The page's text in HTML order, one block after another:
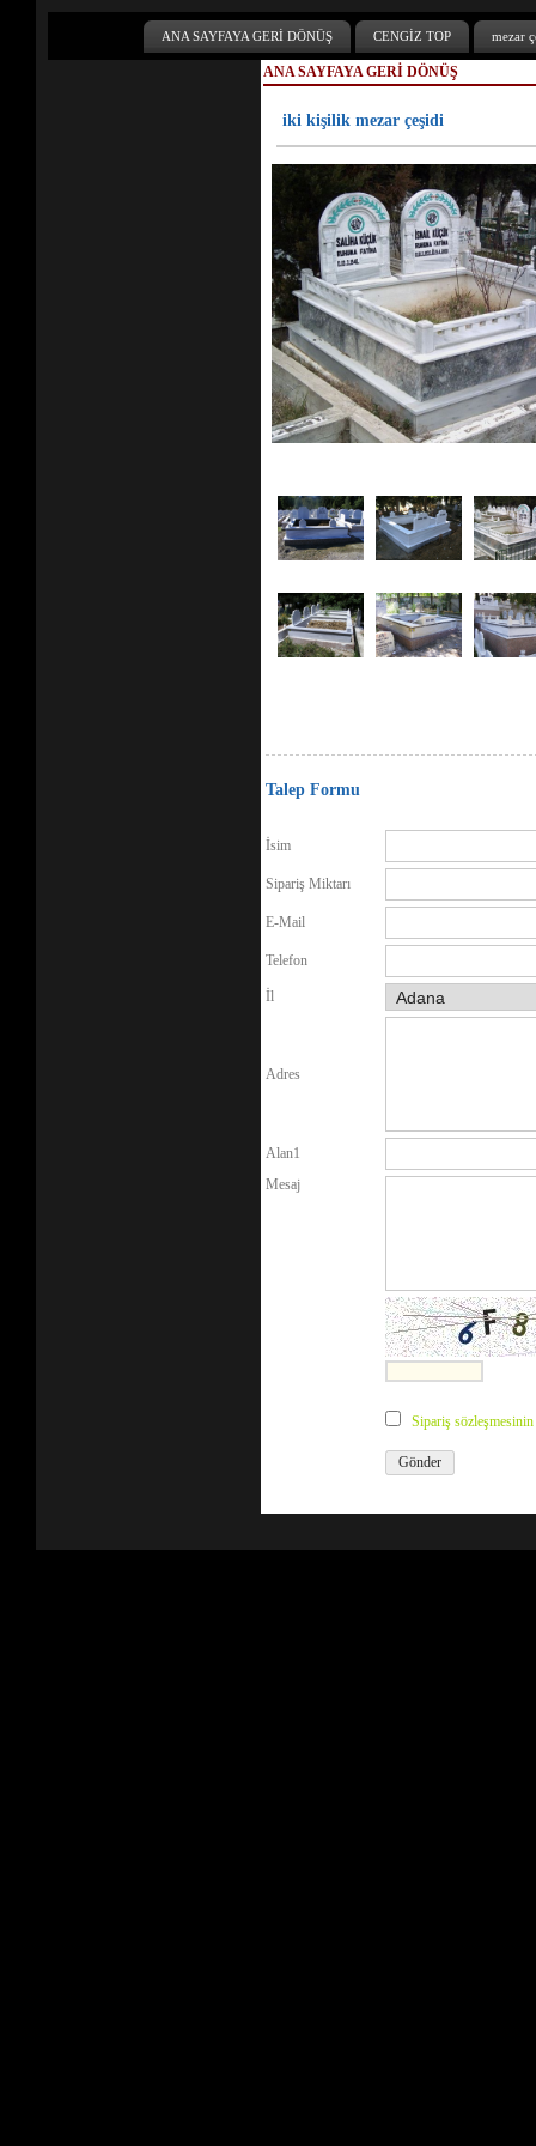
ANA SAYFAYA GERİ DÖNÜŞ CENGİZ TOP mezar
ANA SAYFAYA GERİ DÖNÜŞ
iki kişilik mezar çeşidi
Talep Formu
İsim
Sipariş Miktarı
E-Mail
Telefon
İl
Adres
Alan1
Mesaj
Sipariş sözleşmesinin